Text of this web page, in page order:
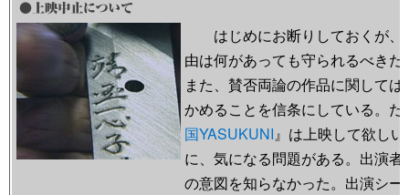
はじめにお断りしておくが、
由は何があっても守られるべき
また、賛否両論の作品に関して
かめることを信条にしている。だ
国YASUKUNI』は上映して欲し
に、気になる問題がある。出演
の意図を知らなかった。出演シ